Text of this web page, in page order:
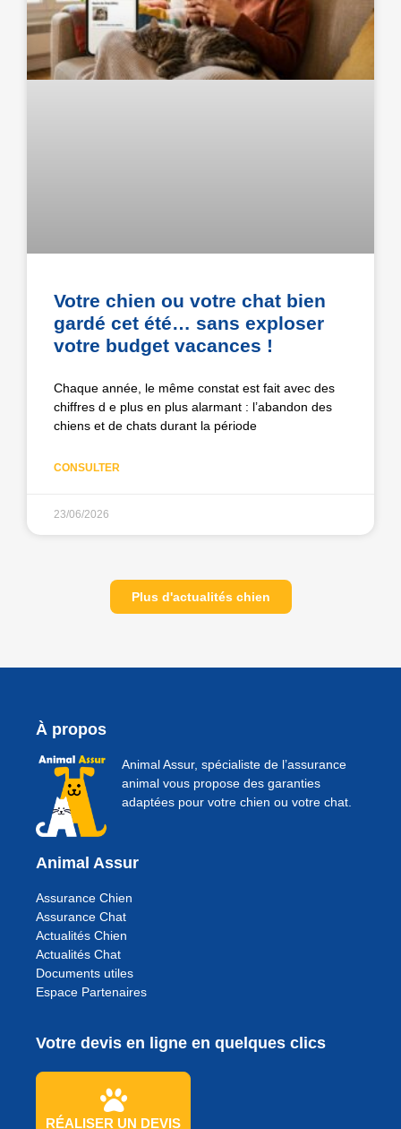
Votre chien ou votre chat bien
gardé cet été… sans exploser
votre budget vacances !
Chaque année, le même constat est fait avec des
chiffres d e plus en plus alarmant : l’abandon des
chiens et de chats durant la période
CONSULTER
23/06/2026
Plus d'actualités chien
À propos
Animal Assur, spécialiste de l’assurance
animal vous propose des garanties
adaptées pour votre chien ou votre chat.
Animal Assur
Assurance Chien
Assurance Chat
Actualités Chien
Actualités Chat
Documents utiles
Espace Partenaires
Votre devis en ligne en quelques clics
RÉALISER UN DEVIS